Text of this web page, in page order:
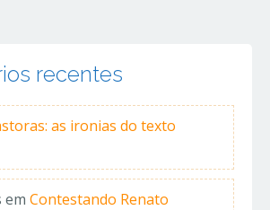
recentes
as ironias do texto
em Contestando Renato